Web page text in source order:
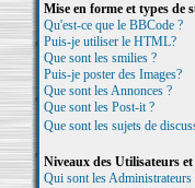
Mise en forme et types de
Qu'est-ce que le BBCode ?
Puis-je utiliser le HTML?
Que sont les smilies ?
Puis-je poster des Images?
Que sont les Annonces ?
Que sont les Post-it ?
Que sont les sujets de
Niveaux des Utilisateurs
Qui sont les Administrateurs